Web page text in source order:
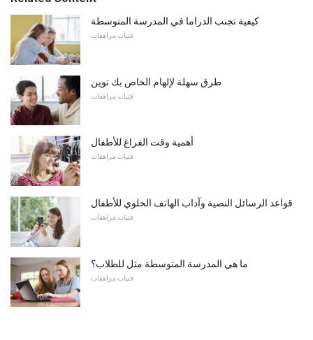
كيفية تجنب الدراما في المدرسة المتوسطة
فتيات مراهقات
طرق سهلة لإلهام الخاص بك توين
فتيات مراهقات
أهمية وقت الفراغ للأطفال
فتيات مراهقات
قواعد الرسائل النصية وآداب الهاتف الخلوي للأطفال
فتيات مراهقات
ما هي المدرسة المتوسطة مثل للطلاب؟
فتيات مراهقات